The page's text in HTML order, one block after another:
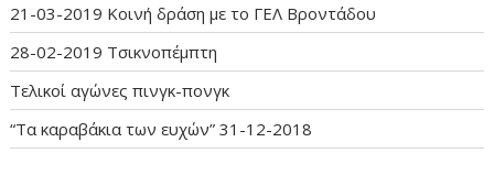
21-03-2019 Κοινή δράση με το ΓΕΛ Βροντάδου
28-02-2019 Τσικνοπέμπτη
Τελικοί αγώνες πινγκ-πονγκ
“Τα καραβάκια των ευχών” 31-12-2018